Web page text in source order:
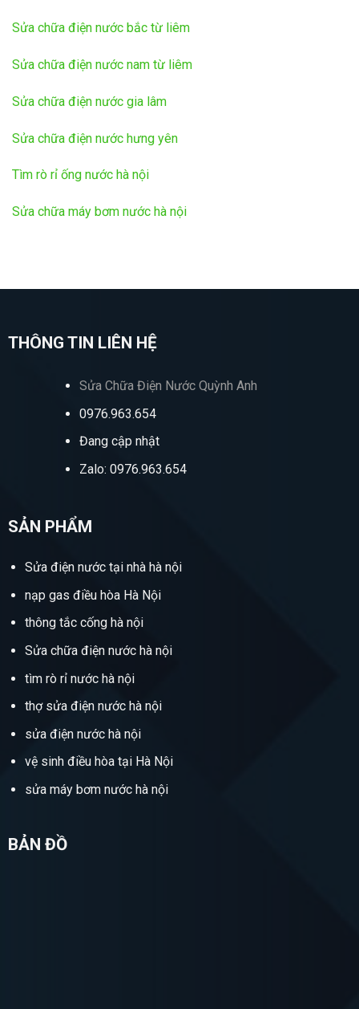
Sửa chữa điện nước bắc từ liêm
Sửa chữa điện nước nam từ liêm
Sửa chữa điện nước gia lâm
Sửa chữa điện nước hưng yên
Tìm rò rỉ ống nước hà nội
Sửa chữa máy bơm nước hà nội
THÔNG TIN LIÊN HỆ
Sửa Chữa Điện Nước Quỳnh Anh
0976.963.654
Đang cập nhật
Zalo: 0976.963.654
SẢN PHẨM
Sửa điện nước tại nhà hà nội
nạp gas điều hòa Hà Nội
thông tắc cống hà nội
Sửa chữa điện nước hà nội
tìm rò rỉ nước hà nội
thợ sửa điện nước hà nội
sửa điện nước hà nội
vệ sinh điều hòa tại Hà Nội
sửa máy bơm nước hà nội
BẢN ĐỒ